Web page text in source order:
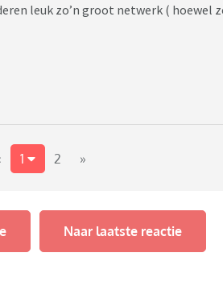
leuk zo’n groot netwerk ( hoewel
1 2 »
Naar laatste reactie